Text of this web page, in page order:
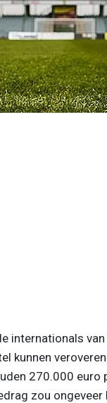
internationals
kunnen
270.000 euro
zou